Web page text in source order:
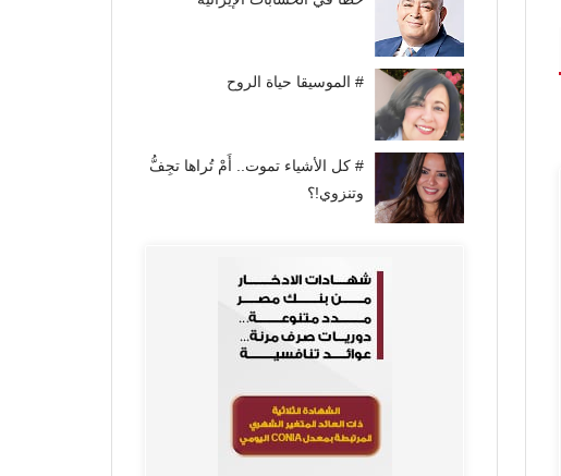
# الموسيقا حياة الروح
# كل الأشياء تموت.. أَمْ تُراها تجِفُّ
وتنزوي!؟